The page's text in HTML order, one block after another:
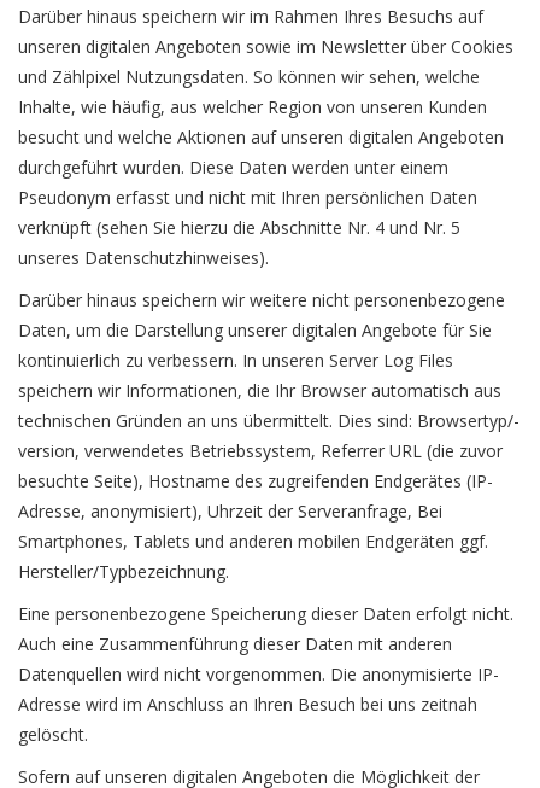
Darüber hinaus speichern wir im Rahmen Ihres Besuchs auf
unseren digitalen Angeboten sowie im Newsletter über Cookies
und Zählpixel Nutzungsdaten. So können wir sehen, welche
Inhalte, wie häufig, aus welcher Region von unseren Kunden
besucht und welche Aktionen auf unseren digitalen Angeboten
durchgeführt wurden. Diese Daten werden unter einem
Pseudonym erfasst und nicht mit Ihren persönlichen Daten
verknüpft (sehen Sie hierzu die Abschnitte Nr. 4 und Nr. 5
unseres Datenschutzhinweises).
Darüber hinaus speichern wir weitere nicht personenbezogene
Daten, um die Darstellung unserer digitalen Angebote für Sie
kontinuierlich zu verbessern. In unseren Server Log Files
speichern wir Informationen, die Ihr Browser automatisch aus
technischen Gründen an uns übermittelt. Dies sind: Browsertyp/-
version, verwendetes Betriebssystem, Referrer URL (die zuvor
besuchte Seite), Hostname des zugreifenden Endgerätes (IP-
Adresse, anonymisiert), Uhrzeit der Serveranfrage, Bei
Smartphones, Tablets und anderen mobilen Endgeräten ggf.
Hersteller/Typbezeichnung.
Eine personenbezogene Speicherung dieser Daten erfolgt nicht.
Auch eine Zusammenführung dieser Daten mit anderen
Datenquellen wird nicht vorgenommen. Die anonymisierte IP-
Adresse wird im Anschluss an Ihren Besuch bei uns zeitnah
gelöscht.
Sofern auf unseren digitalen Angeboten die Möglichkeit der